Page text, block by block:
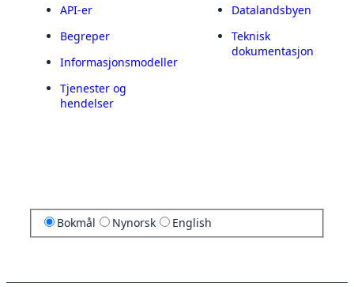
API-er
Begreper
Informasjonsmodeller
Tjenester og
hendelser
Datalandsbyen
Teknisk
dokumentasjon
Bokmål Nynorsk English